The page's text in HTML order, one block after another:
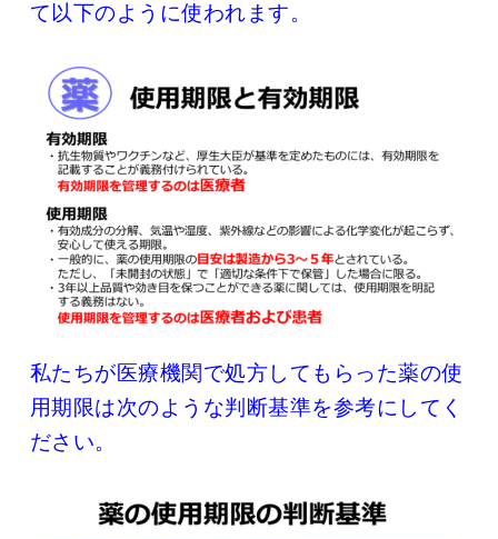
て以下のように使われます。
私たちが医療機関で処方してもらった薬の使
用期限は次のような判断基準を参考にしてく
ださい。